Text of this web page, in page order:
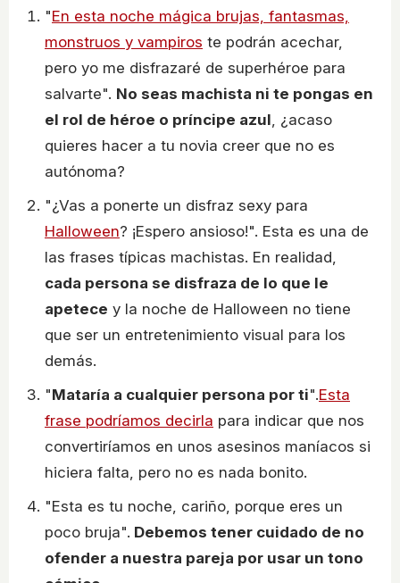
"En esta noche mágica brujas, fantasmas,
monstruos y vampiros te podrán acechar,
pero yo me disfrazaré de superhéroe para
salvarte". No seas machista ni te pongas en
el rol de héroe o príncipe azul, ¿acaso
quieres hacer a tu novia creer que no es
autónoma?
"¿Vas a ponerte un disfraz sexy para
Halloween? ¡Espero ansioso!". Esta es una de
las frases típicas machistas. En realidad,
cada persona se disfraza de lo que le
apetece y la noche de Halloween no tiene
que ser un entretenimiento visual para los
demás.
"Mataría a cualquier persona por ti".Esta
frase podríamos decirla para indicar que nos
convertiríamos en unos asesinos maníacos si
hiciera falta, pero no es nada bonito.
"Esta es tu noche, cariño, porque eres un
poco bruja". Debemos tener cuidado de no
ofender a nuestra pareja por usar un tono